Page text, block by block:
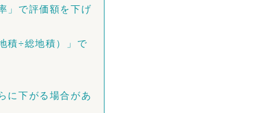
」で評価額を下げ
積÷総地積）」で
に下がる場合があ